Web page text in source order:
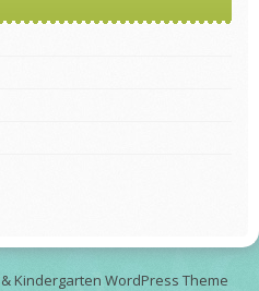
&Kindergarten WordPress Theme